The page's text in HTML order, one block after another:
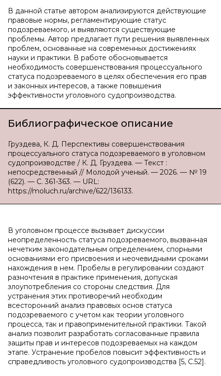
В данной статье автором анализируются действующие
правовые нормы, регламентирующие статус
подозреваемого, и выявляются существующие
проблемы. Автор предлагает пути решения выявленных
проблем, основанные на современных достижениях
науки и практики. В работе обосновывается
необходимость совершенствования процессуального
статуса подозреваемого в целях обеспечения его прав
и законных интересов, а также повышения
эффективности уголовного судопроизводства.
Библиографическое описание
Груздева, К. Д. Перспективы совершенствования
процессуального статуса подозреваемого в уголовном
судопроизводстве / К. Д. Груздева. — Текст :
непосредственный // Молодой ученый. — 2026. — № 19
(622). — С. 361-363. — URL:
https://moluch.ru/archive/622/136133.
В уголовном процессе вызывает дискуссии
неопределенность статуса подозреваемого, вызванная
нечетким законодательным определением, спорными
основаниями его присвоения и неочевидными сроками
нахождения в нем. Пробелы в регулировании создают
разночтения в практике применения, допуская
злоупотребления со стороны следствия. Для
устранения этих противоречий необходим
всесторонний анализ правовых основ статуса
подозреваемого с учетом как теории уголовного
процесса, так и правоприменительной практики. Такой
анализ позволит разработать согласованные правила
защиты прав и интересов подозреваемых на каждом
этапе. Устранение пробелов повысит эффективность и
справедливость уголовного судопроизводства [5, C.52].